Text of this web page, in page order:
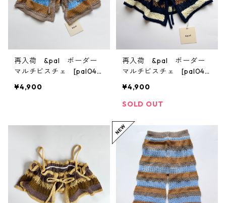
再入荷 &pal ボーダー
マルチビスチェ [pal045
¥4,900
再入荷 &pal ボーダー
マルチビスチェ [pal045
¥4,900
SOLD OUT